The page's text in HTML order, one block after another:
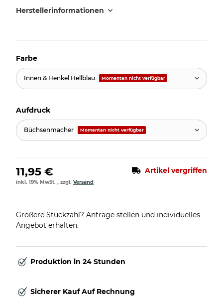
Herstellerinformationen
Farbe
Innen & Henkel Hellblau Momentan nicht verfügbar
Aufdruck
Büchsenmacher Momentan nicht verfügbar
11,95 € Artikel vergriffen
inkl. 19% MwSt. , zzgl. Versand
Größere Stückzahl? Anfrage stellen und individuelles
Angebot erhalten.
Produktion in 24 Stunden
Sicherer Kauf Auf Rechnung